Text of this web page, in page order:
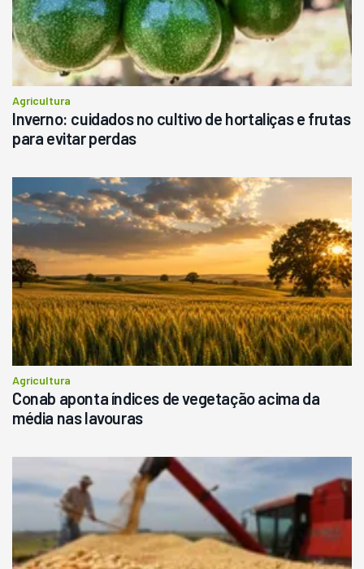
Agricultura
Inverno: cuidados no cultivo de hortaliças e frutas
para evitar perdas
Agricultura
Conab aponta índices de vegetação acima da
média nas lavouras